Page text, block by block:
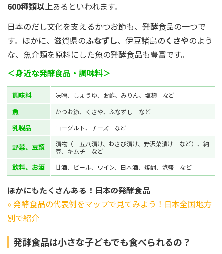
600種類以上あるといわれます。
日本のだし文化を支えるかつお節も、発酵食品の一つで
す。ほかに、滋賀県のふなずし、伊豆諸島のくさやのよう
な、魚介類を原料にした魚の発酵食品も豊富です。
＜身近な発酵食品・調味料＞
調味料 味噌、しょうゆ、お酢、みりん、塩麹 など
魚 かつお節、くさや、ふなずし など
乳製品 ヨーグルト、チーズ など
野菜、豆類
漬物（三五八漬け、わさび漬け、野沢菜漬け など）、納
豆、キムチ など
飲料、お酒 甘酒、ビール、ワイン、日本酒、焼酎、泡盛 など
ほかにもたくさんある！日本の発酵食品
» 発酵食品の代表例をマップで見てみよう！日本全国地方
別で紹介
発酵食品は小さな子どもでも食べられるの？